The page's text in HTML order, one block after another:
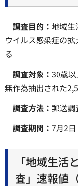
調査目的： 地域生
ウイルス感染症の
る
調査対象： 30歳
無作為抽出された
調査方法： 郵送調
調査期間 ： 7月2
「地域生活
査」速報値